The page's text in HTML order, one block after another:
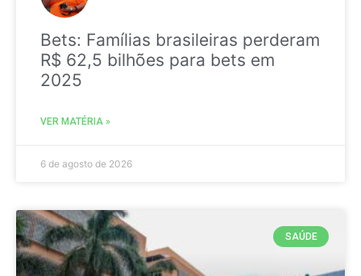
Bets: Famílias brasileiras perderam
R$ 62,5 bilhões para bets em
2025
VER MATÉRIA »
6 de agosto de 2026
SAÚDE